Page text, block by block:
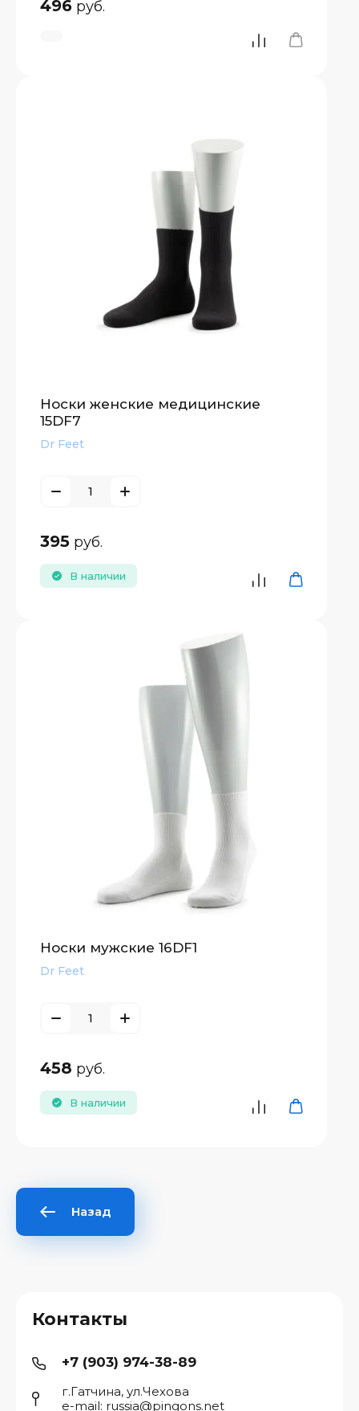
496 руб.
Носки женские медицинские
15DF7
Dr Feet
395 руб.
В наличии
Носки мужские 16DF1
Dr Feet
458 руб.
В наличии
Назад
Контакты
+7 (903) 974-38-89
г.Гатчина, ул.Чехова
e-mail: russia@pingons.net